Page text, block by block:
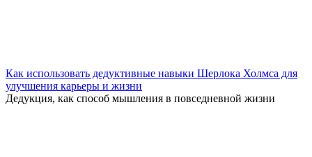
Как использовать дедуктивные навыки Шерлока Холмса для
улучшения карьеры и жизни
Дедукция, как способ мышления в повседневной жизни